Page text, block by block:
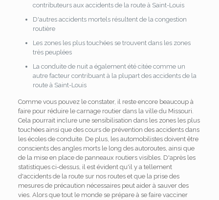
contributeurs aux accidents de la route à Saint-Louis
D'autres accidents mortels résultent de la congestion
routière
Les zones les plus touchées se trouvent dans les zones
très peuplées
La conduite de nuit a également été citée comme un
autre facteur contribuant à la plupart des accidents de la
route à Saint-Louis
Comme vous pouvez le constater, il reste encore beaucoup à
faire pour réduire le carnage routier dans la ville du Missouri.
Cela pourrait inclure une sensibilisation dans les zones les plus
touchées ainsi que des cours de prévention des accidents dans
les écoles de conduite. De plus, les automobilistes doivent être
conscients des angles morts le long des autoroutes, ainsi que
de la mise en place de panneaux routiers visibles. D'après les
statistiques ci-dessus, il est évident qu'il y a tellement
d'accidents de la route sur nos routes et que la prise des
mesures de précaution nécessaires peut aider à sauver des
vies. Alors que tout le monde se prépare à se faire vacciner